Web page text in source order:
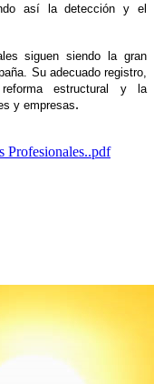
así la detección y el
siguen siendo la gran
Su adecuado registro,
estructural y la
y empresas.
Profesionales..pdf